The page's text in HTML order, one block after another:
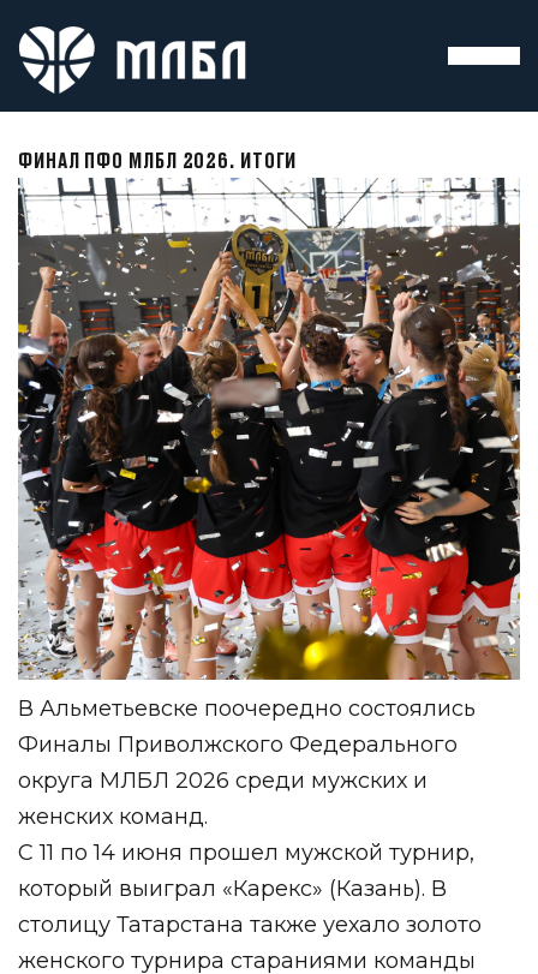
ФИНАЛ ПФО МЛБЛ 2026. ИТОГИ
В Альметьевске поочередно состоялись
Финалы Приволжского Федерального
округа МЛБЛ 2026 среди мужских и
женских команд.
С 11 по 14 июня прошел мужской турнир,
который выиграл «Карекс» (Казань). В
столицу Татарстана также уехало золото
женского турнира стараниями команды